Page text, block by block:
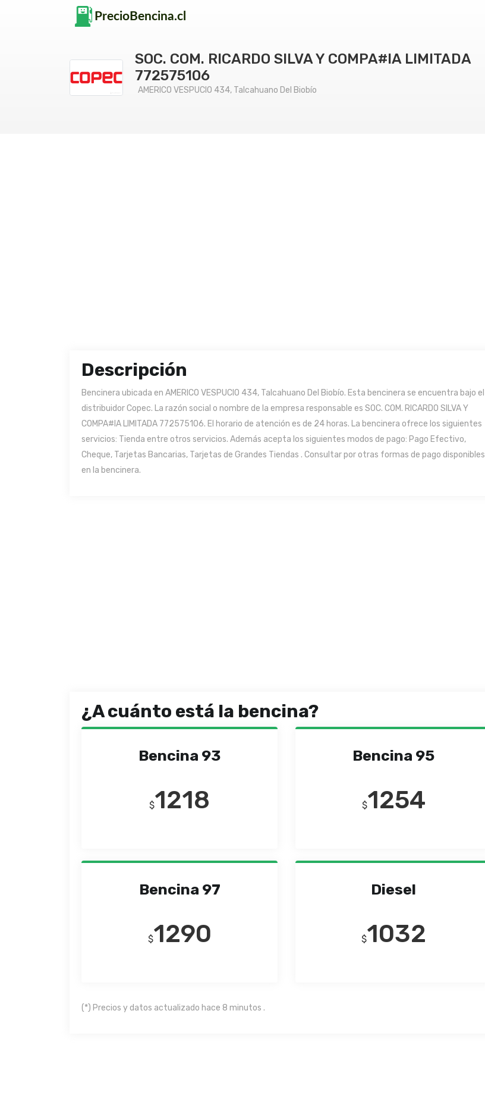
SOC. COM. RICARDO SILVA Y COMPA#IA LIMITADA
772575106
AMERICO VESPUCIO 434, Talcahuano Del Biobío
Descripción
Bencinera ubicada en AMERICO VESPUCIO 434, Talcahuano Del Biobío. Esta bencinera se encuentra bajo el
distribuidor Copec. La razón social o nombre de la empresa responsable es SOC. COM. RICARDO SILVA Y
COMPA#IA LIMITADA 772575106. El horario de atención es de 24 horas. La bencinera ofrece los siguientes
servicios: Tienda entre otros servicios. Además acepta los siguientes modos de pago: Pago Efectivo,
Cheque, Tarjetas Bancarias, Tarjetas de Grandes Tiendas . Consultar por otras formas de pago disponibles
en la bencinera.
¿A cuánto está la bencina?
Bencina 93
$1218
Bencina 95
$1254
Bencina 97
$1290
Diesel
$1032
(*) Precios y datos actualizado hace 8 minutos .